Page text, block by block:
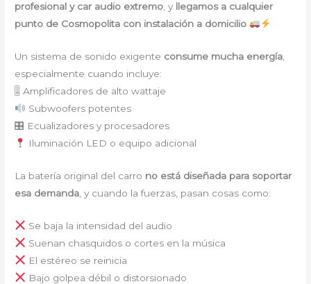
profesional y car audio extremo , y llegamos a cualquier
punto de Cosmopolita con instalación a domicilio
Un sistema de sonido exigente consume mucha energía
especialmente cuando incluye:
🎚 Amplificadores de alto wattaje
Subwoofers potentes
🎛 Ecualizadores y procesadores
Iluminación LED o equipo adicional
La batería original del carro no está diseñada para soportar
esa demanda , y cuando la fuerzas, pasan cosas como:
Se baja la intensidad del audio
Suenan chasquidos o cortes en la música
El estéreo se reinicia
Bajo golpea débil o distorsionado